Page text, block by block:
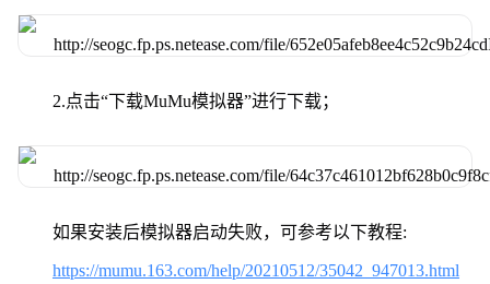
2.点击“下载MuMu模拟器”进行下载；
如果安装后模拟器启动失败，可参考以下教程:
https://mumu.163.com/help/20210512/35042_947013.html